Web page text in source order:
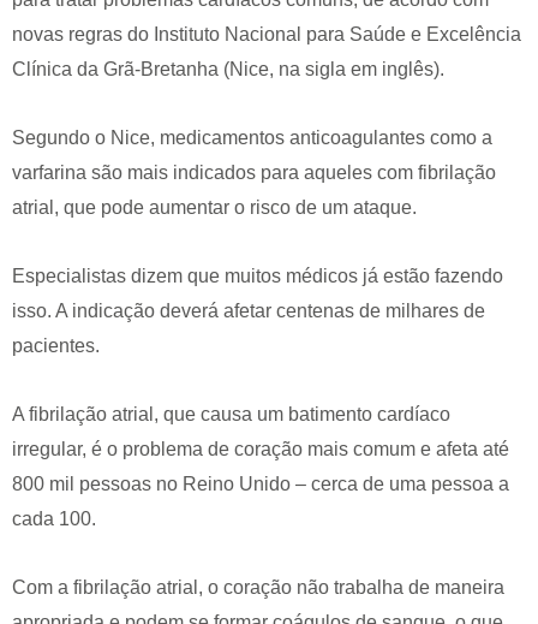
novas regras do Instituto Nacional para Saúde e Excelência
Clínica da Grã-Bretanha (Nice, na sigla em inglês).
Segundo o Nice, medicamentos anticoagulantes como a
varfarina são mais indicados para aqueles com fibrilação
atrial, que pode aumentar o risco de um ataque.
Especialistas dizem que muitos médicos já estão fazendo
isso. A indicação deverá afetar centenas de milhares de
pacientes.
A fibrilação atrial, que causa um batimento cardíaco
irregular, é o problema de coração mais comum e afeta até
800 mil pessoas no Reino Unido – cerca de uma pessoa a
cada 100.
Com a fibrilação atrial, o coração não trabalha de maneira